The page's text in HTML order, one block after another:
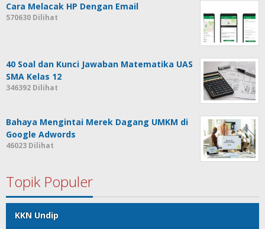
Cara Melacak HP Dengan Email
570630 Dilihat
40 Soal dan Kunci Jawaban Matematika UAS
SMA Kelas 12
346392 Dilihat
Bahaya Mengintai Merek Dagang UMKM di
Google Adwords
46023 Dilihat
Topik Populer
KKN Undip